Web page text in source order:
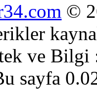
©
ve
sayfa